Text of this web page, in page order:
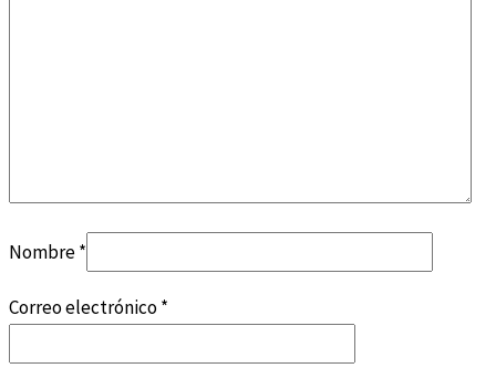
Nombre*
Correo electrónico*